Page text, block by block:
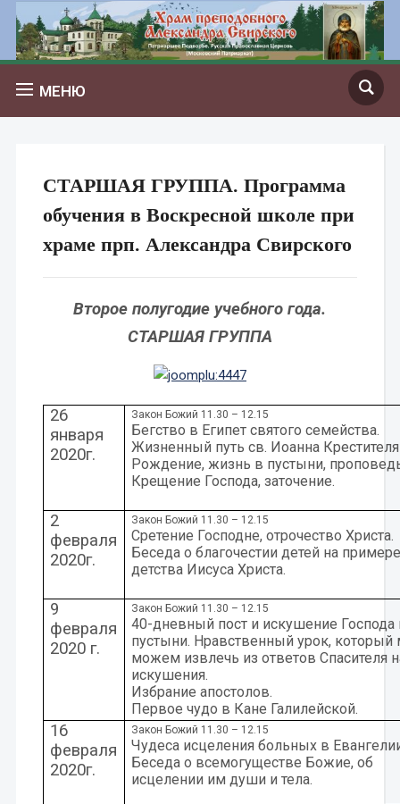
МЕНЮ
СТАРШАЯ ГРУППА. Программа
обучения в Воскресной школе при
храме прп. Александра Свирского
Второе полугодие учебного года.
СТАРШАЯ ГРУППА
26
января
2020г.
Закон Божий 11.30 – 12.15
Бегство в Египет святого семейства.
Жизненный путь св. Иоанна Крестителя
Рождение, жизнь в пустыни,
Крещение Господа, заточение.
2
февраля
2020г.
Закон Божий 11.30 – 12.15
Сретение Господне, отрочество Христа.
Беседа о благочестии детей на
детства Иисуса Христа.
9
февраля
2020 г.
Закон Божий 11.30 – 12.15
40-дневный пост и искушение Господа
пустыни. Нравственный урок,
можем извлечь из ответов Спасителя
искушения.
Избрание апостолов.
Первое чудо в Кане Галилейской.
16
февраля
2020г.
Закон Божий 11.30 – 12.15
Чудеса исцеления больных в
Беседа о всемогуществе Божие, об
исцелении им души и тела.